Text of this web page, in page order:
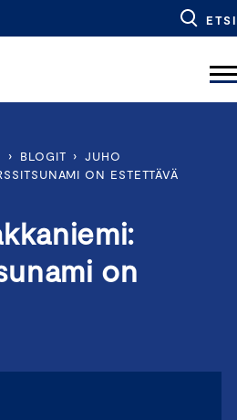
ETSI
› BLOGIT › JUHO
ON ESTETTÄVÄ
on